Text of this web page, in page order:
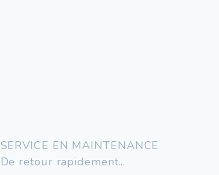
SERVICE EN MAINTENANCE
De retour rapidement...